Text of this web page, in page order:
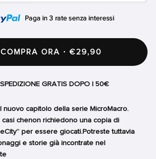
COMPRA ORA · €29,90
SPEDIZIONE GRATIS DOPO I 50€
nuovo capitolo della serie MicroMacro.
casi chenon richiedono una copia di
per essere giocati.Potreste tuttavia
e storie già incontrate nel